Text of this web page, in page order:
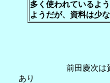
多く使われているよ
ようだが、資料は少
前田慶次は賀州利家
あり